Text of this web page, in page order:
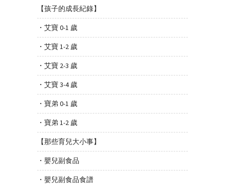
【孩子的成長紀錄】
・艾寶 0-1 歲
・艾寶 1-2 歲
・艾寶 2-3 歲
・艾寶 3-4 歲
・寶弟 0-1 歲
・寶弟 1-2 歲
【那些育兒大小事】
・嬰兒副食品
・嬰兒副食品食譜